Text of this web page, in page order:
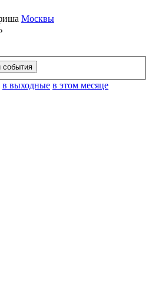
Москвы
в выходные в этом месяце